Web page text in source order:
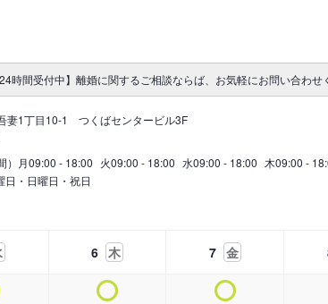
24時間受付中】離婚に関するご相談ならば、お気軽にお問い合わせ
妻1丁目10-1 つくばセンタービル3F
） 月09:00 - 18:00 火09:00 - 18:00 水09:00 - 18:00 木09:00 -
日・日曜日・祝日
6 木 7 金